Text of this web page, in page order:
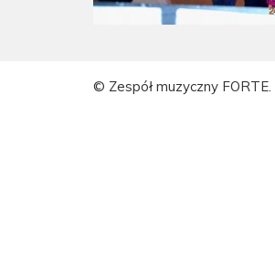
© Zespół muzyczny